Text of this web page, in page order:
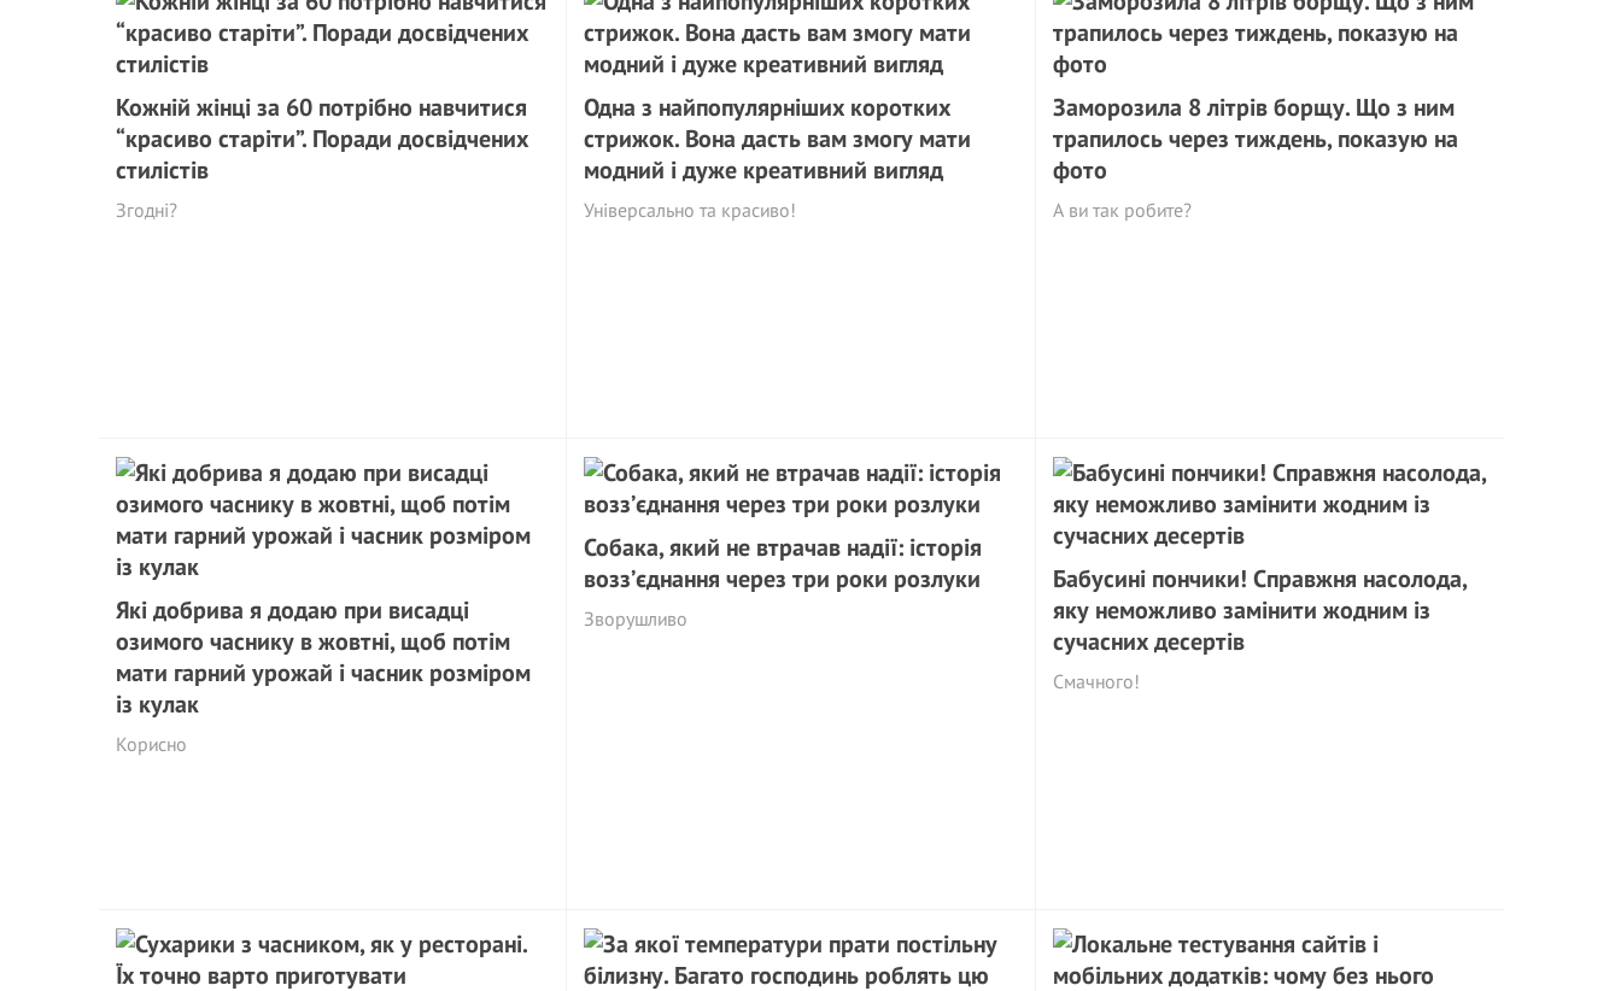
Кожній жінці за 60 потрібно навчитися
“красиво старіти”. Поради досвідчених
стилістів
Згодні?
Одна з найпопулярніших коротких
стрижок. Вона дасть вам змогу мати
модний і дуже креативний вигляд
Універсально та красиво!
Заморозила 8 літрів борщу. Що з ним
трапилось через тиждень, показую на
фото
А ви так робите?
Які добрива я додаю при висадці
озимого часнику в жовтні, щоб потім
мати гарний урожай і часник розміром
із кулак
Корисно
Собака, який не втрачав надії: історія
возз’єднання через три роки розлуки
Зворушливо
Бабусині пончики! Справжня насолода,
яку неможливо замінити жодним із
сучасних десертів
Смачного!